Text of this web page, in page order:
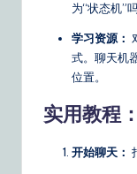
为“状态机”
学习资源：
式。聊天机
位置。
实用教程
开始聊天：